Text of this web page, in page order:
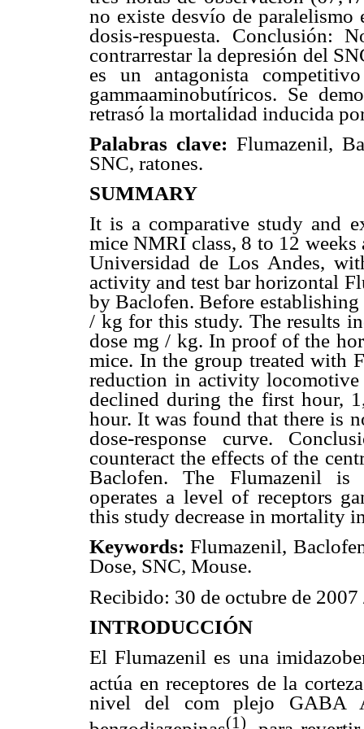
no existe desvío de paralelismo
dosis-respuesta. Conclusión:
contrarrestar la depresión del
es un antagonista
gammaaminobutíricos. Se
retrasó la mortalidad inducida
Palabras clave: Flumazenil,
SNC, ratones.
SUMMARY
It is a comparative study and
mice NMRI class, 8 to 12
Universidad de Los Andes,
activity and test bar horizontal
by Baclofen. Before
/ kg for this study. The results
dose mg / kg. In proof of the
mice. In the group treated with
reduction in activity
declined during the first hour,
hour. It was found that there is
dose-response curve.
counteract the effects of the
Baclofen. The Flumazenil is
operates a level of receptors
this study decrease in mortality
Keywords:Flumazenil,
Dose, SNC, Mouse.
Recibido: 30 de octubre de
INTRODUCCIÓN
El Flumazenil es una
actúa en receptores de la
nivel del com plejo GABA
(1)